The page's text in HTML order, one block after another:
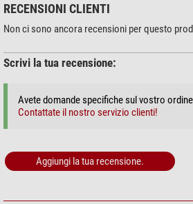
RECENSIONI CLIENTI
Non ci sono ancora recensioni per questo
Scrivi la tua recensione:
Avete domande specifiche sul vostro
Contattate il nostro servizio clienti!
Aggiungi la tua recensione.